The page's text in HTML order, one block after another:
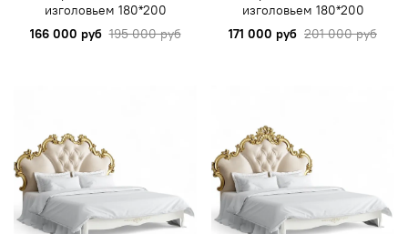
изголовьем 180*200
166 000 руб 195 000 руб
изголовьем 180*200
171 000 руб 201 000 руб